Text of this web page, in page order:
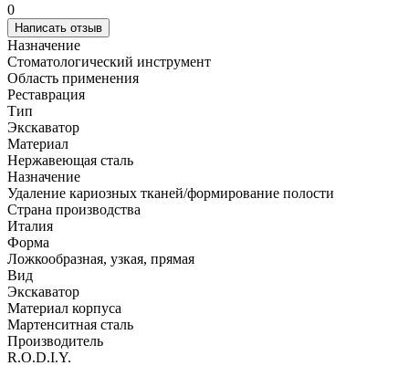
0
Написать отзыв
Назначение
Стоматологический инструмент
Область применения
Реставрация
Тип
Экскаватор
Материал
Нержавеющая сталь
Назначение
Удаление кариозных тканей/формирование полости
Страна производства
Италия
Форма
Ложкообразная, узкая, прямая
Вид
Экскаватор
Материал корпуса
Мартенситная сталь
Производитель
R.O.D.I.Y.